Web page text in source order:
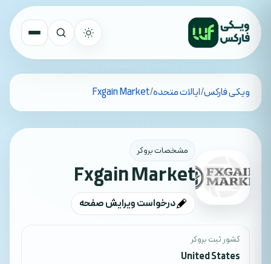
تمام کشورهاویکی فارکس/ایالات متحده/
Fxgain Market
مشخصات بروکر
Fxgain Market
درخواست ویرایش صفحه
کشور ثبت بروکر
United States